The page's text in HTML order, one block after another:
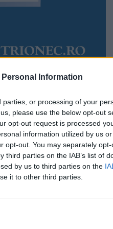
Information
or processing of your
please use the below opt-out
opt-out request is processed
information utilized by us
opt-out. You may separately
parties on the IAB’s list of
by us to third parties on the
it to other third parties.
Compartimentului
intensificând verificările
Aceștia au testat un
la canabis.
Suceava, care
Fălticeni.